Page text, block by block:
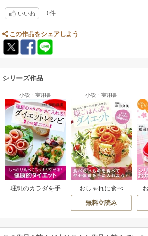
いいね 0件
この作品をシェアしよう
シリーズ作品
小説・実用書
理想のカラダを手
小説・実用書
おしゃれに食べ
て、可愛くやせ
る！ 姫ごはん式ダ
無料立読み